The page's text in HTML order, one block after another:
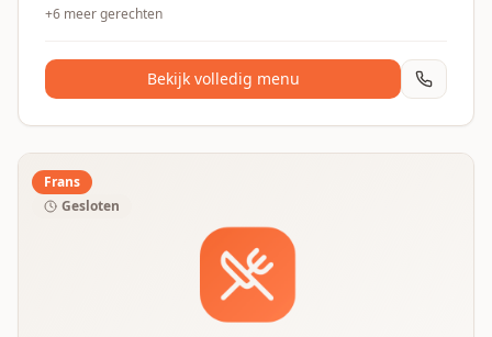
+6 meer gerechten
Bekijk volledig menu
Frans
Gesloten